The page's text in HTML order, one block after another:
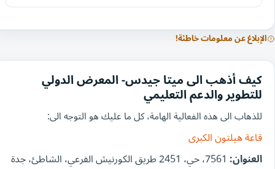
الإبلاغ عن معلومات خاطئة!
كيف أذهب الى ميتا جيدس- المعرض الدولي
للتطوير والدعم التعليمي
للذهاب الى هذه الفعالية الهامة، كل ما عليك هو التوجه الى:
قاعة هيلتون الكبرى
العنوان:
7561، حي، 2451 طريق الكورنيش الفرعي، الشاطئ، جدة